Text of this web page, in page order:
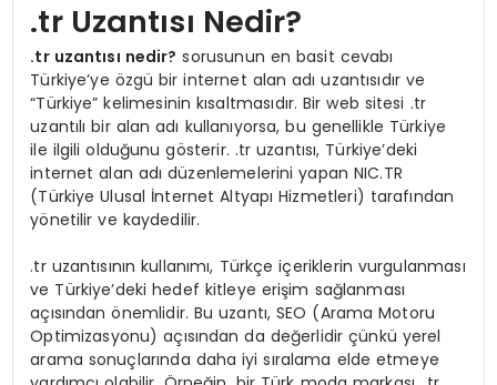
.tr Uzantısı Nedir?
.tr uzantısı nedir? sorusunun en basit cevabı
Türkiye’ye özgü bir internet alan adı uzantısıdır ve
“Türkiye” kelimesinin kısaltmasıdır. Bir web sitesi .tr
uzantılı bir alan adı kullanıyorsa, bu genellikle Türkiye
ile ilgili olduğunu gösterir. .tr uzantısı, Türkiye’deki
internet alan adı düzenlemelerini yapan NIC.TR
(Türkiye Ulusal İnternet Altyapı Hizmetleri) tarafından
yönetilir ve kaydedilir.
.tr uzantısının kullanımı, Türkçe içeriklerin vurgulanması
ve Türkiye’deki hedef kitleye erişim sağlanması
açısından önemlidir. Bu uzantı, SEO (Arama Motoru
Optimizasyonu) açısından da değerlidir çünkü yerel
arama sonuçlarında daha iyi sıralama elde etmeye